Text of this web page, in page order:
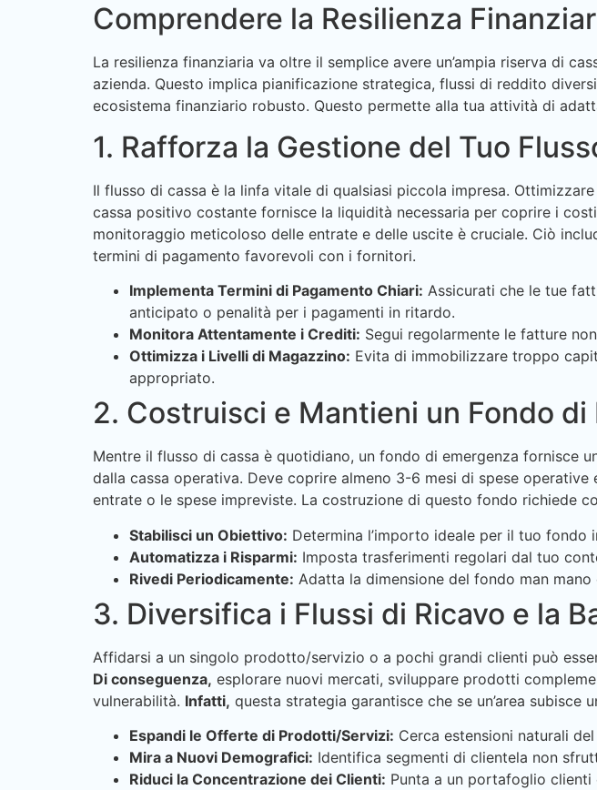
Comprendere la Resilienza
La resilienza finanziaria va oltre il semplice avere un’ampia riserva di
azienda. Questo implica pianificazione strategica, flussi di reddito
ecosistema finanziario robusto. Questo permette alla tua attività di
1. Rafforza la Gestione del Tuo
Il flusso di cassa è la linfa vitale di qualsiasi piccola impresa.
cassa positivo costante fornisce la liquidità necessaria per coprire i
monitoraggio meticoloso delle entrate e delle uscite è cruciale. Ciò
termini di pagamento favorevoli con i fornitori.
Implementa Termini di Pagamento Chiari: Assicurati che le tue
anticipato o penalità per i pagamenti in ritardo.
Monitora Attentamente i Crediti: Segui regolarmente le fatture
Ottimizza i Livelli di Magazzino: Evita di immobilizzare troppo
appropriato.
2. Costruisci e Mantieni un Fondo
Mentre il flusso di cassa è quotidiano, un fondo di emergenza fornisce
dalla cassa operativa. Deve coprire almeno 3-6 mesi di spese operative
entrate o le spese impreviste. La costruzione di questo fondo richiede
Stabilisci un Obiettivo: Determina l’importo ideale per il tuo fondo
Automatizza i Risparmi: Imposta trasferimenti regolari dal tuo
Rivedi Periodicamente: Adatta la dimensione del fondo man
3. Diversifica i Flussi di Ricavo e la
Affidarsi a un singolo prodotto/servizio o a pochi grandi clienti può
Di conseguenza, esplorare nuovi mercati, sviluppare prodotti
vulnerabilità. Infatti, questa strategia garantisce che se un’area subisce
Espandi le Offerte di Prodotti/Servizi: Cerca estensioni naturali
Mira a Nuovi Demografici: Identifica segmenti di clientela non
Riduci la Concentrazione dei Clienti: Punta a un portafoglio